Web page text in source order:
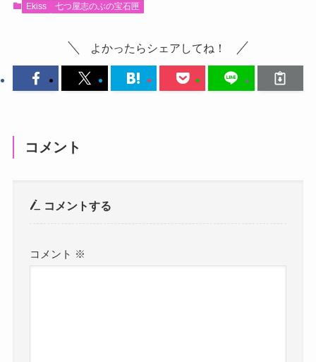
Ekiss 七つ屋志のぶの宝石匣
よかったらシェアしてね！
コメント
コメントする
コメント ※